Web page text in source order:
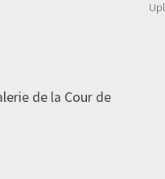
de la Cour de